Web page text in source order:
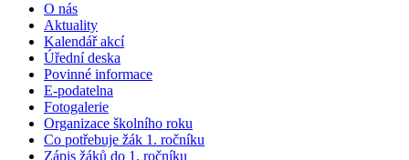
O nás
Aktuality
Kalendář akcí
Úřední deska
Povinné informace
E-podatelna
Fotogalerie
Organizace školního roku
Co potřebuje žák 1. ročníku
Zápis žáků do 1. ročníku